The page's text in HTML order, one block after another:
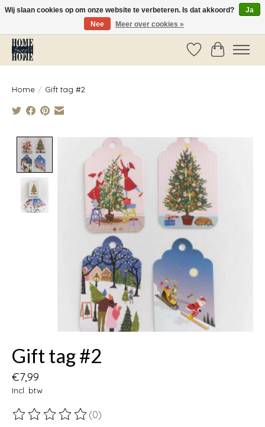
Vóór 14:00 besteld, dezelfde dag verzonden!
Verlanglijst
Home / Gift tag #2
Product image slideshow Items
Gift tag #2
€7,99
Incl. btw
De beoordeling van dit product is
(0)
Wij slaan cookies op om onze website te verbeteren. Is dat akkoord?
Ja
Nee
Meer over cookies »